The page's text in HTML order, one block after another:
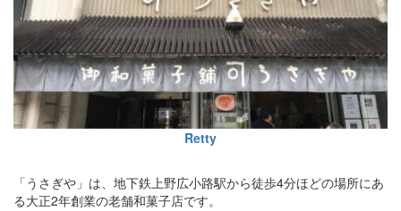
Retty
「うさぎや」は、地下鉄上野広小路駅から徒歩4分ほどの場所にあ
る大正2年創業の老舗和菓子店です。